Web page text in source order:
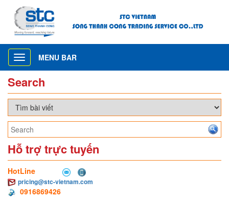
Toggle
navigation
MENU BAR
Search
Hỗ trợ trực tuyến
HotLine
pricing@stc-vietnam.com
0916869426